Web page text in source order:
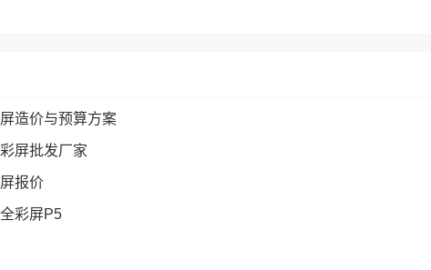
造价与预算方案
屏批发厂家
报价
彩屏P5